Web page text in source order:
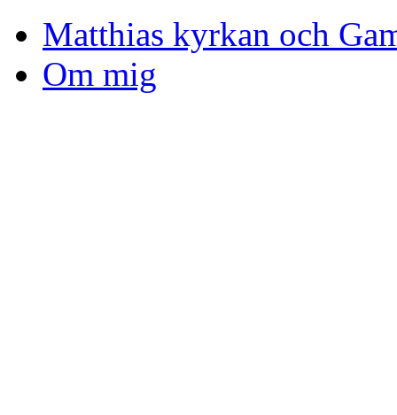
Matthias kyrkan och
Om mig